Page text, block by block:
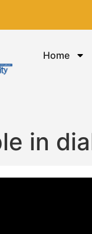
Home
in